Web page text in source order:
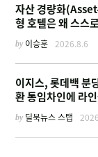
자산 경량화
형 호텔은 왜 스스
고 '이름'만 팔기 시
by 이승훈 2026.8.6
이지스, 롯데백 분
환 통임차인에 라
by 딜북뉴스 스탭